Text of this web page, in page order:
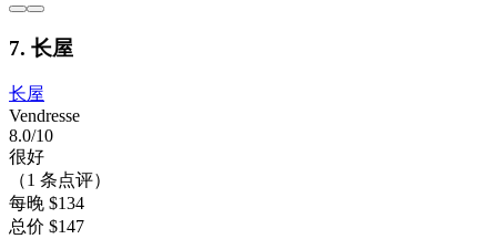
7. 长屋
长屋
Vendresse
8.0/10
很好
（1 条点评）
每晚 $134
总价 $147